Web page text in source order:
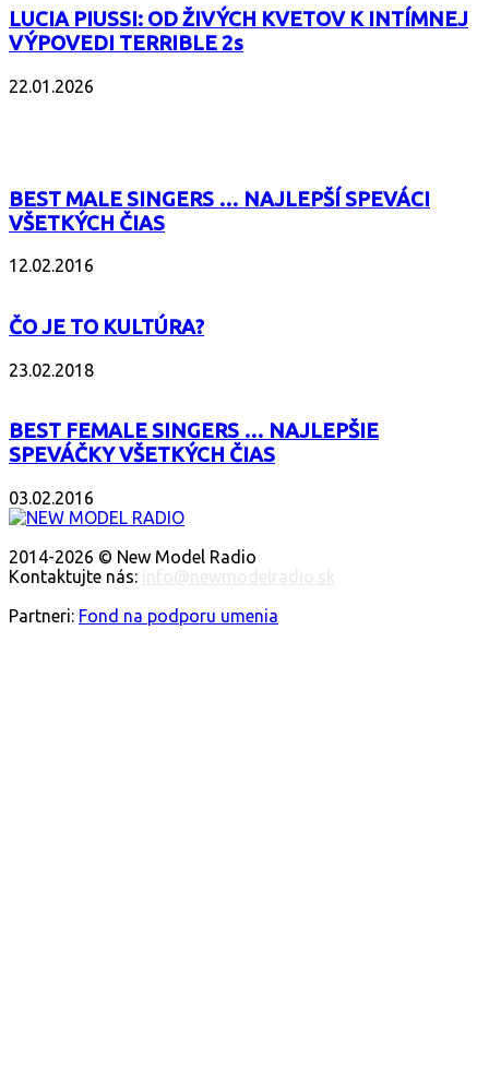
LUCIA PIUSSI: OD ŽIVÝCH KVETOV K INTÍMNEJ
VÝPOVEDI TERRIBLE 2s
22.01.2026
BEST MALE SINGERS … NAJLEPŠÍ SPEVÁCI
VŠETKÝCH ČIAS
12.02.2016
ČO JE TO KULTÚRA?
23.02.2018
BEST FEMALE SINGERS … NAJLEPŠIE
SPEVÁČKY VŠETKÝCH ČIAS
03.02.2016
2014-2026 © New Model Radio
Kontaktujte nás:
Partneri: Fond na podporu umenia